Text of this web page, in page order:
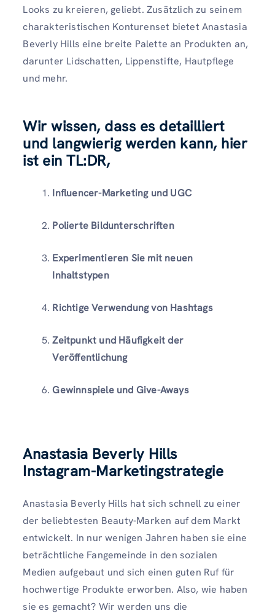
Looks zu kreieren, geliebt. Zusätzlich zu seinem
charakteristischen Konturenset bietet Anastasia
Beverly Hills eine breite Palette an Produkten an,
darunter Lidschatten, Lippenstifte, Hautpflege
und mehr.
Wir wissen, dass es detailliert
und langwierig werden kann, hier
ist ein TL:DR,
Influencer-Marketing und UGC
Polierte Bildunterschriften
Experimentieren Sie mit neuen
Inhaltstypen
Richtige Verwendung von Hashtags
Zeitpunkt und Häufigkeit der
Veröffentlichung
Gewinnspiele und Give-Aways
Anastasia Beverly Hills
Instagram-Marketingstrategie
Anastasia Beverly Hills hat sich schnell zu einer
der beliebtesten Beauty-Marken auf dem Markt
entwickelt. In nur wenigen Jahren haben sie eine
beträchtliche Fangemeinde in den sozialen
Medien aufgebaut und sich einen guten Ruf für
hochwertige Produkte erworben. Also, wie haben
sie es gemacht? Wir werden uns die